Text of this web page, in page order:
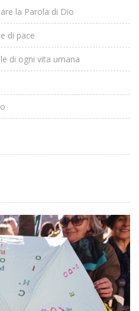
la Parola di Dio
di pace
di ogni vita umana